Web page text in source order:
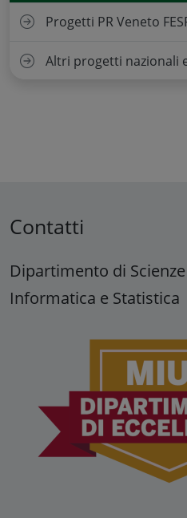
Progetti PR Veneto
Altri progetti nazionali
Contatti
Dipartimento di
Informatica e Statistica